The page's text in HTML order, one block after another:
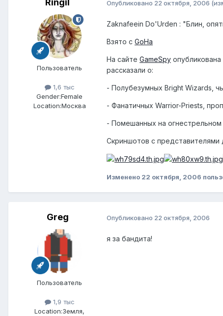
Ringil
Пользователь
1,6 тыс
Gender:Female
Location:Москва
Опубликовано 22 октября, 2006
Zaknafeein Do'Urden : "Блин,
Взято с GoHa
На сайте GameSpy
рассказали о:
- Полубезумных Bright Wizards,
- Фанатичных Warrior-Priests,
- Помешанных на
Скриншотов с представителями
Изменено 22 октября, 2006
Greg
Пользователь
1,9 тыс
Location:Земля,
Опубликовано 22 октября, 2006
я за бандита!